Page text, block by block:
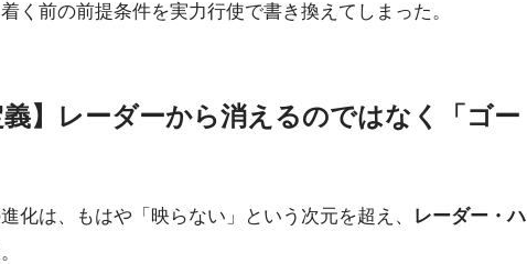
く前の前提条件を実力行使で書き換えてしまった。
】レーダーから消えるのではなく「ゴー
化は、もはや「映らない」という次元を超え、
レーダー・ハ